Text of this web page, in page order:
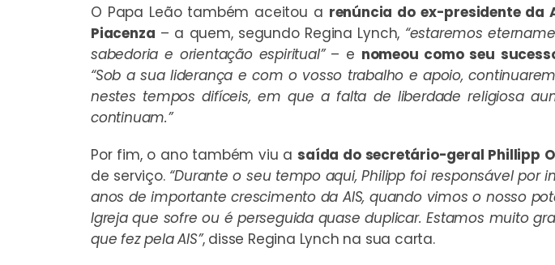
O Papa Leão também aceitou a renúncia do ex-presidente da
Piacenza – a quem, segundo Regina Lynch, “estaremos
sabedoria e orientação espiritual”– e nomeou como seu
“Sob a sua liderança e com o vosso trabalho e apoio,
nestes tempos difíceis, em que a falta de liberdade religiosa
continuam.”
Por fim, o ano também viu asaída do secretário-geral Phillipp
de serviço. “Durante o seu tempo aqui, Philipp foi responsável por
anos de importante crescimento da AIS, quando vimos o nosso
Igreja que sofre ou é perseguida quase duplicar. Estamos muito
que fez pela AIS”, disse Regina Lynch na sua carta.